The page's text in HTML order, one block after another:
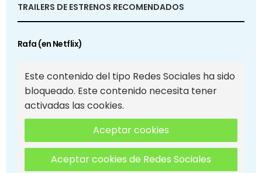
TRAILERS DE ESTRENOS RECOMENDADOS
Rafa (en Netflix)
Este contenido del tipo Redes Sociales ha sido
bloqueado. Este contenido necesita tener
activadas las cookies.
Aceptar cookies
Aceptar cookies de Redes Sociales